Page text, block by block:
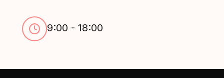
9:00 - 18:00